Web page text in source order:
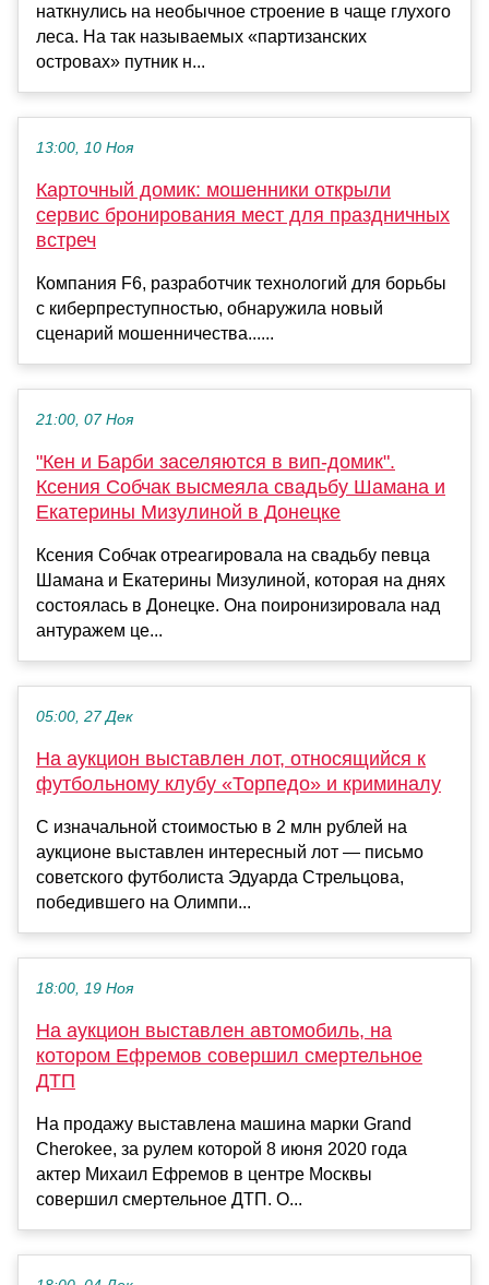
наткнулись на необычное строение в чаще глухого
леса. На так называемых «партизанских
островах» путник н...
13:00, 10 Ноя
Карточный домик: мошенники открыли
сервис бронирования мест для праздничных
встреч
Компания F6, разработчик технологий для борьбы
с киберпреступностью, обнаружила новый
сценарий мошенничества......
21:00, 07 Ноя
"Кен и Барби заселяются в вип-домик".
Ксения Собчак высмеяла свадьбу Шамана и
Екатерины Мизулиной в Донецке
Ксения Собчак отреагировала на свадьбу певца
Шамана и Екатерины Мизулиной, которая на днях
состоялась в Донецке. Она поиронизировала над
антуражем це...
05:00, 27 Дек
На аукцион выставлен лот, относящийся к
футбольному клубу «Торпедо» и криминалу
С изначальной стоимостью в 2 млн рублей на
аукционе выставлен интересный лот — письмо
советского футболиста Эдуарда Стрельцова,
победившего на Олимпи...
18:00, 19 Ноя
На аукцион выставлен автомобиль, на
котором Ефремов совершил смертельное
ДТП
На продажу выставлена машина марки Grand
Cherokee, за рулем которой 8 июня 2020 года
актер Михаил Ефремов в центре Москвы
совершил смертельное ДТП. О...